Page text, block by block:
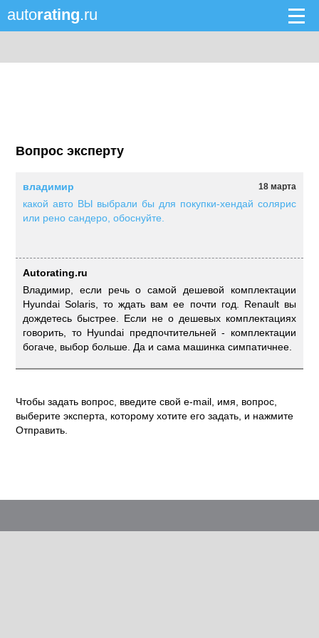
autorating.ru
Вопрос эксперту
18 марта
владимир
какой авто ВЫ выбрали бы для покупки-хендай солярис
или рено сандеро, обоснуйте.
Autorating.ru
Владимир, если речь о самой дешевой комплектации
Hyundai Solaris, то ждать вам ее почти год. Renault вы
дождетесь быстрее. Если не о дешевых комплектациях
говорить, то Hyundai предпочтительней - комплектации
богаче, выбор больше. Да и сама машинка симпатичнее.
Чтобы задать вопрос, введите свой e-mail, имя, вопрос,
выберите эксперта, которому хотите его задать, и нажмите
Отправить.